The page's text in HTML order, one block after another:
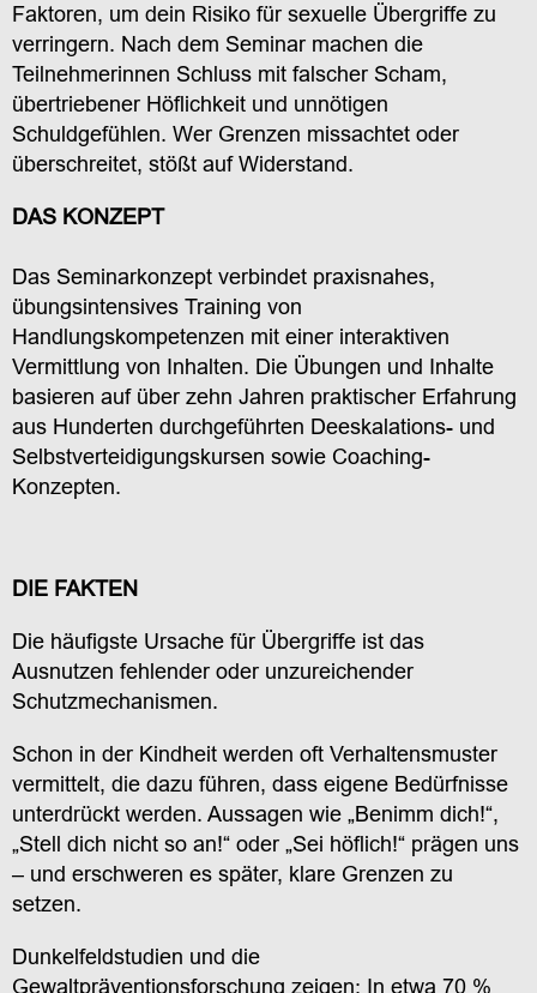
Faktoren, um dein Risiko für sexuelle Übergriffe zu
verringern. Nach dem Seminar machen die
Teilnehmerinnen Schluss mit falscher Scham,
übertriebener Höflichkeit und unnötigen
Schuldgefühlen. Wer Grenzen missachtet oder
überschreitet, stößt auf Widerstand.
DAS KONZEPT
Das Seminarkonzept verbindet praxisnahes,
übungsintensives Training von
Handlungskompetenzen mit einer interaktiven
Vermittlung von Inhalten. Die Übungen und Inhalte
basieren auf über zehn Jahren praktischer Erfahrung
aus Hunderten durchgeführten Deeskalations- und
Selbstverteidigungskursen sowie Coaching-
Konzepten.
DIE FAKTEN
Die häufigste Ursache für Übergriffe ist das
Ausnutzen fehlender oder unzureichender
Schutzmechanismen.
Schon in der Kindheit werden oft Verhaltensmuster
vermittelt, die dazu führen, dass eigene Bedürfnisse
unterdrückt werden. Aussagen wie „Benimm dich!“,
„Stell dich nicht so an!“ oder „Sei höflich!“ prägen uns
– und erschweren es später, klare Grenzen zu
setzen.
Dunkelfeldstudien und die
Gewaltpräventionsforschung zeigen: In etwa 70 %